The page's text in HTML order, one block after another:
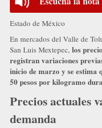
Estado de México
En mercados del Valle de
San Luis Mextepec, los
registran variaciones
inicio de marzo y se estima
50 pesos por kilogramo
Precios actuales
demanda